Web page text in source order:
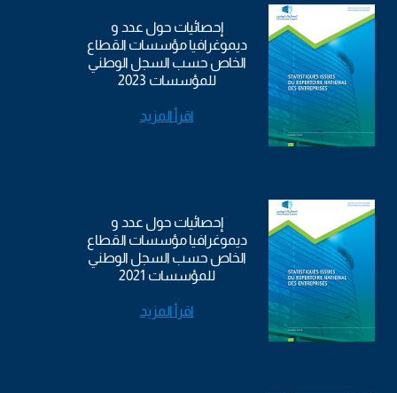
إحصائيات حول عدد و
ديموغرافيا مؤسسات القطاع
الخاص حسب السجل الوطني
للمؤسسات 2023
اقرأ المزيد
إحصائيات حول عدد و
ديموغرافيا مؤسسات القطاع
الخاص حسب السجل الوطني
للمؤسسات 2021
اقرأ المزيد